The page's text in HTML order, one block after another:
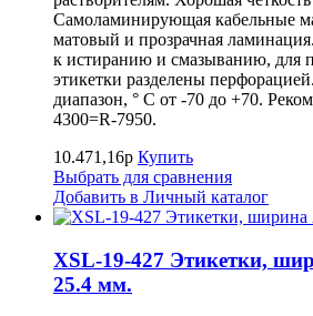
Самоламинирующая кабельные
матовый и прозрачная
к истиранию и смазыванию, для
этикетки разделены
диапазон, ° С от -70 до +70.
4300=R-7950.
10.471,16р Купить
Выбрать для сравнения
Добавить в Личный каталог
XSL-19-427 Этикетки,
25.4 мм.